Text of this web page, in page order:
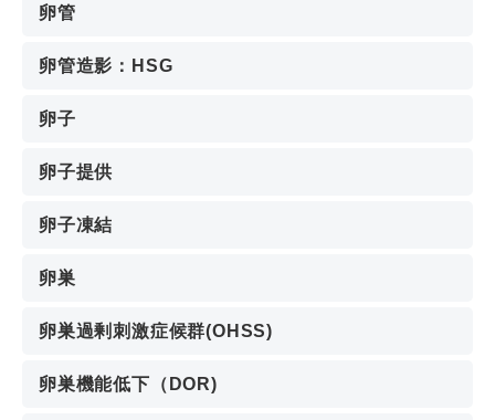
卵管
卵管造影：HSG
卵子
卵子提供
卵子凍結
卵巣
卵巣過剰刺激症候群(OHSS)
卵巣機能低下（DOR)